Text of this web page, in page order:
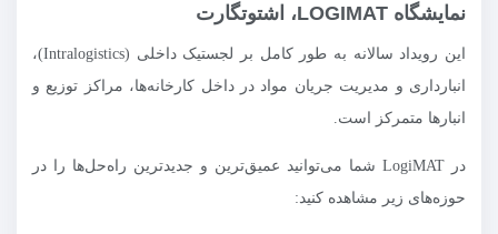
نمایشگاه LOGIMAT، اشتوتگارت
این رویداد سالانه به طور کامل بر لجستیک داخلی (Intralogistics)،
انبارداری و مدیریت جریان مواد در داخل کارخانه‌ها، مراکز توزیع و
انبارها متمرکز است.
در LogiMAT شما می‌توانید عمیق‌ترین و جدیدترین راه‌حل‌ها را در
حوزه‌های زیر مشاهده کنید: